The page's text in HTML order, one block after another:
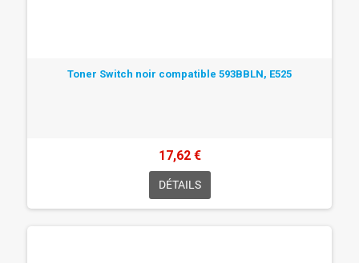
Toner Switch noir compatible 593BBLN, E525
17,62 €
DÉTAILS